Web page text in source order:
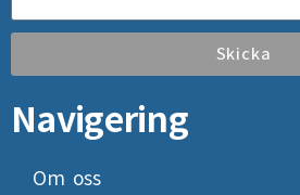
Skicka
Navigering
Om oss